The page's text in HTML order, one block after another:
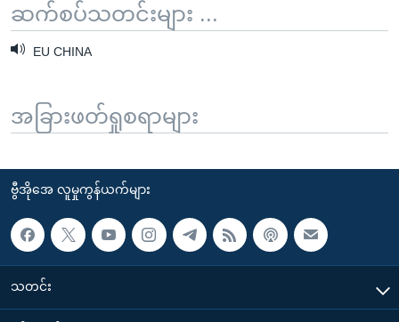
ဆက်စပ်သတင်းများ ...
EU CHINA
အခြားဖတ်ရှုစရာများ
ဗွီအိုအေ လူမှုကွန်ယက်များ
သတင်း